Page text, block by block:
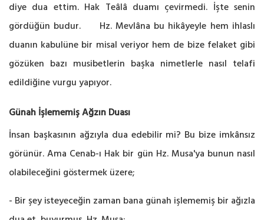
diye dua ettim. Hak Teâlâ duamı çevirmedi. İşte senin
gördüğün budur. Hz. Mevlâna bu hikâyeyle hem ihlaslı
duanın kabulüne bir misal veriyor hem de bize felaket gibi
gözüken bazı musibetlerin başka nimetlerle nasıl telafi
edildiğine vurgu yapıyor.
Günah İşlememiş Ağzın Duası
İnsan başkasının ağzıyla dua edebilir mi? Bu bize imkânsız
görünür. Ama Cenab-ı Hak bir gün Hz. Musa'ya bunun nasıl
olabileceğini göstermek üzere;
- Bir şey isteyeceğin zaman bana günah işlememiş bir ağızla